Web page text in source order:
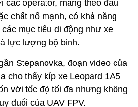
các operator, mang theo đầu
chất nổ mạnh, có khả năng
mục tiêu di động như xe
lực lượng bộ binh.
Stepanovka, đoạn video của
cho thấy kíp xe Leopard 1A5
với tốc độ tối đa nhưng không
đuổi của UAV FPV.